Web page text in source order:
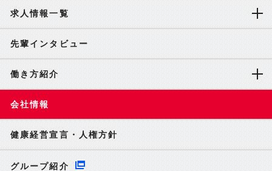
求人情報一覧
先輩インタビュー
働き方紹介
会社情報
健康経営宣言・人権方針
グループ紹介